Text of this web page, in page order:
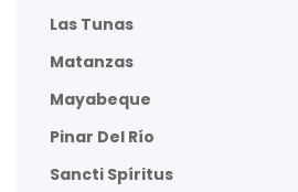
Las Tunas
Matanzas
Mayabeque
Pinar Del Río
Sancti Spíritus